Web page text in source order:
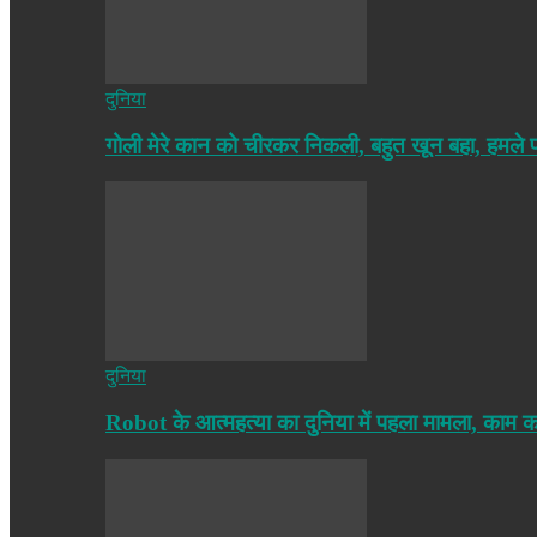
दुनिया
गोली मेरे कान को चीरकर निकली, बहुत खून बहा, हमले
दुनिया
Robot के आत्महत्या का दुनिया में पहला मामला, काम